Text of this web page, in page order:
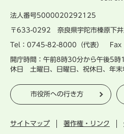
法人番号5000020292125
〒633-0292 奈良県宇陀市榛原下
Tel：0745-82-8000（代表）
開庁時間：午前8時30分から午後5時
休日 土曜日、日曜日、祝休日、年
市役所への行き方
サイトマップ 著作権・リンク